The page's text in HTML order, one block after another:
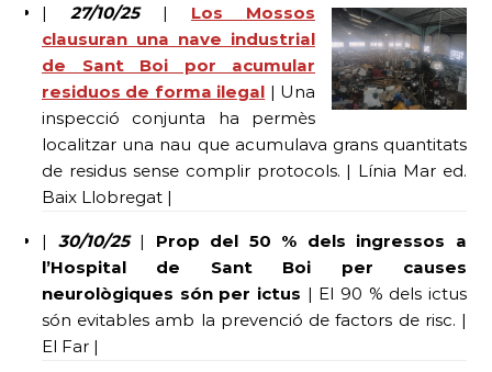
| 27/10/25| Los Mossos
clausuran una nave industrial
de Sant Boi por acumular
residuos de forma ilegal | Una
inspecció conjunta ha permès
localitzar una nau que acumulava grans quantitats
de residus sense complir protocols. | Línia Mar ed.
Baix Llobregat |
| 30/10/25| Prop del 50 % dels ingressos a
l’Hospital de Sant Boi per causes
neurològiques són per ictus | El 90 % dels ictus
són evitables amb la prevenció de factors de risc. |
El Far |